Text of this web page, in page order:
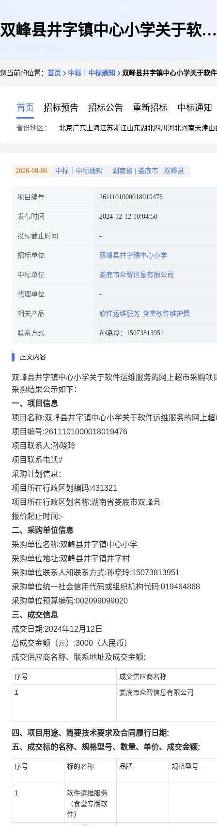
双峰县井字镇中心小学关于软件
您当前的位置： 首页 中标｜中标通知 双峰县井字镇中心小学关于软
首页 招标预告 招标公告 重新招标 中标通知
省份地区： 北京广东 上海江苏浙江山东湖北四川 河北河南天津山
2026-08-06 中标｜中标通知 湖南省 娄底市 双峰县
项目编号 2611101000018019476
发布时间 2024-12-12 10:04:50
投标截止时间
招标单位 双峰县井字镇中心小学
中标单位 娄底市众智信息有限公司
代理单位
相关产品 软件运维服务 食堂软件维护费
联系方式 孙晓玲：15073813951
正文内容
双峰县井字镇中心小学关于软件运维服务的网上超市采购项
采购结果公示如下：
一、项目信息
项目名称:双峰县井字镇中心小学关于软件运维服务的网上
项目编号:2611101000018019476
项目联系人:孙晓玲
项目联系电话:/
采购计划信息：
项目所在行政区划编码:431321
项目所在行政区划名称:湖南省娄底市双峰县
报价起止时间:-
二、采购单位信息
采购单位名称:双峰县井字镇中心小学
采购单位地址:双峰县井字镇井字村
采购单位联系人和联系方式:孙晓玲:15073813951
采购单位统一社会信用代码或组织机构代码:019464868
采购单位预算编码:002099099020
三、成交信息
成交日期:2024年12月12日
总成交金额（元）:3000 （人民币）
成交供应商名称、联系地址及成交金额:
序号 成交供应商名称
1 娄底市众智信息有限公司
四、项目用途、简要技术要求及合同履行日期:
五、成交标的名称、规格型号、数量、单价、成交金额:
序号 标的名称 品牌 规格型号
1
软件运维服务
（食堂专版软
件）